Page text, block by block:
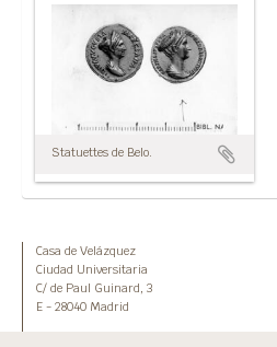
Statuettes de Belo.
Casa de Velázquez
Ciudad Universitaria
C/ de Paul Guinard, 3
E - 28040 Madrid